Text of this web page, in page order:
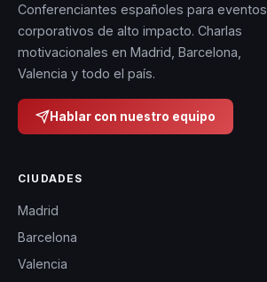
Conferenciantes españoles para eventos
corporativos de alto impacto. Charlas
motivacionales en Madrid, Barcelona,
Valencia y todo el país.
Hablar con nuestro equipo
CIUDADES
Madrid
Barcelona
Valencia